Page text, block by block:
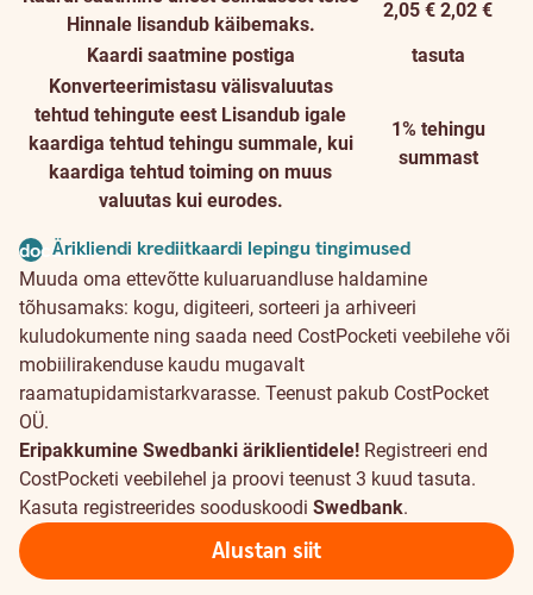
Hinnale lisandub käibemaks.
2,05 € 2,02 €
Kaardi saatmine postiga
tasuta
Konverteerimistasu välisvaluutas
tehtud tehingute eest Lisandub igale
kaardiga tehtud tehingu summale, kui
kaardiga tehtud toiming on muus
valuutas kui eurodes.
1% tehingu
summast
document
Ärikliendi krediitkaardi lepingu tingimused
Muuda oma ettevõtte kuluaruandluse haldamine
tõhusamaks: kogu, digiteeri, sorteeri ja arhiveeri
kuludokumente ning saada need CostPocketi veebilehe või
mobiilirakenduse kaudu mugavalt
raamatupidamistarkvarasse. Teenust pakub CostPocket
OÜ.
Eripakkumine Swedbanki äriklientidele! Registreeri end
CostPocketi veebilehel ja proovi teenust 3 kuud tasuta.
Kasuta registreerides sooduskoodi Swedbank.
Alustan siit